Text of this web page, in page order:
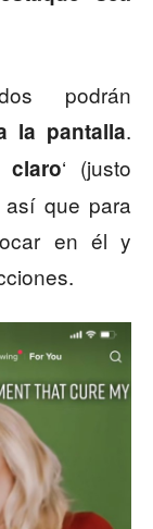
podrán
la pantalla.
claro‘ (justo
así que para
en él y